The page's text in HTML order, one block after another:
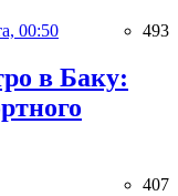
00:50 493
в Баку:
407